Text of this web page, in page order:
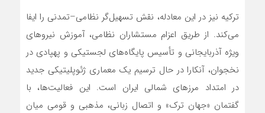
ترکیه نیز در این معادله، نقش تسهیل‌گر نظامی–تمدنی را ایفا
می‌کند. از طریق اعزام مستشاران نظامی، آموزش نیروهای
ویژه آذربایجانی و تأسیس پایگاه‌های لجستیکی و پهپادی در
نخجوان، آنکارا در حال ترسیم یک معماری ژئوپلیتیکی جدید
در امتداد مرزهای شمالی ایران است. این فعالیت‌ها، با
گفتمان «جهان ترک» و اتصال زبانی، مذهبی و قومی میان